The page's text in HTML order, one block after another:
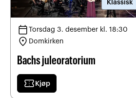
Klassisk
calendar_today Torsdag 3. desember kl. 18:30
location_on Domkirken
Bachs juleoratorium
confirmation_number Kjøp